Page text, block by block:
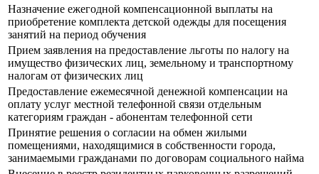
Назначение ежегодной компенсационной выплаты на
приобретение комплекта детской одежды для посещения
занятий на период обучения
Прием заявления на предоставление льготы по налогу на
имущество физических лиц, земельному и транспортному
налогам от физических лиц
Предоставление ежемесячной денежной компенсации на
оплату услуг местной телефонной связи отдельным
категориям граждан - абонентам телефонной сети
Принятие решения о согласии на обмен жилыми
помещениями, находящимися в собственности города,
занимаемыми гражданами по договорам социального найма